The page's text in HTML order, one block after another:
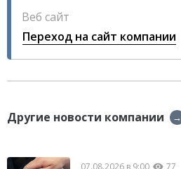
Веб сайт
Переход на сайт компании
Другие новости компании →
07.08.2026 в 9:00 77